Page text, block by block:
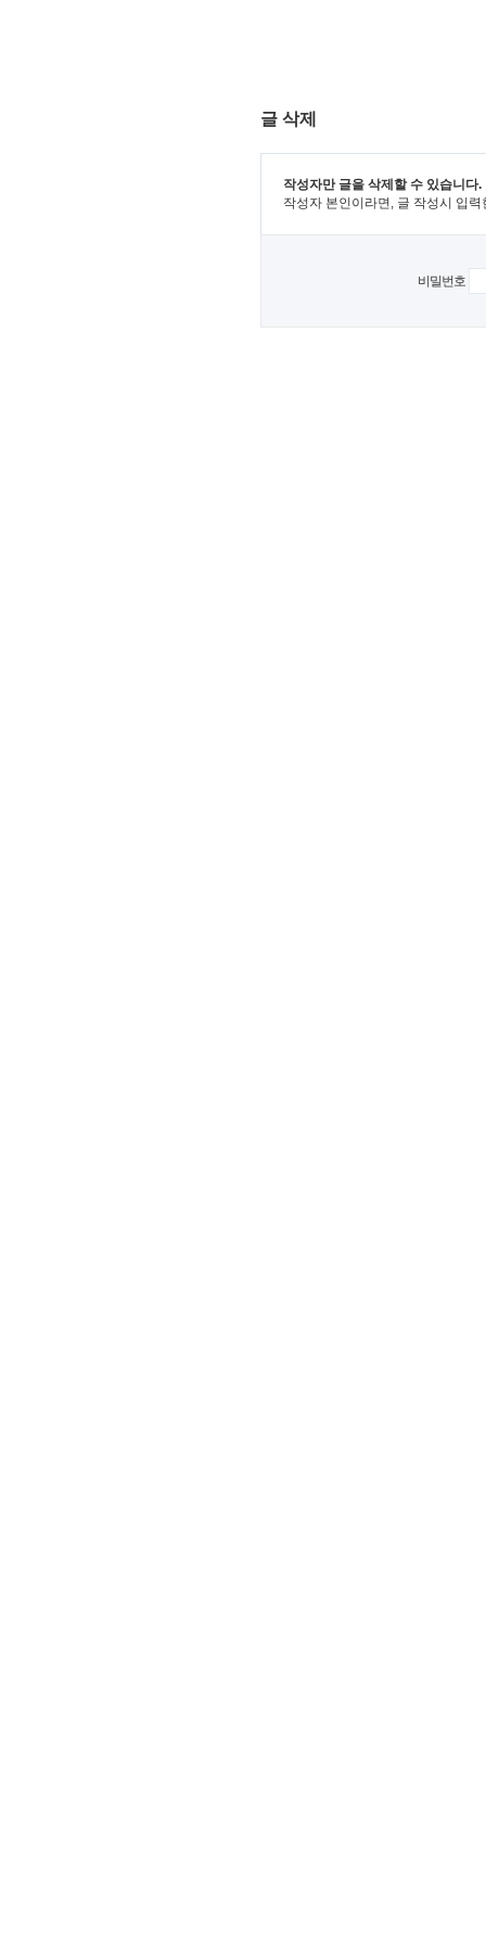
글 삭제
작성자만 글을 삭제할 수 있습니다.
작성자 본인이라면, 글 작성시 입
비밀번호